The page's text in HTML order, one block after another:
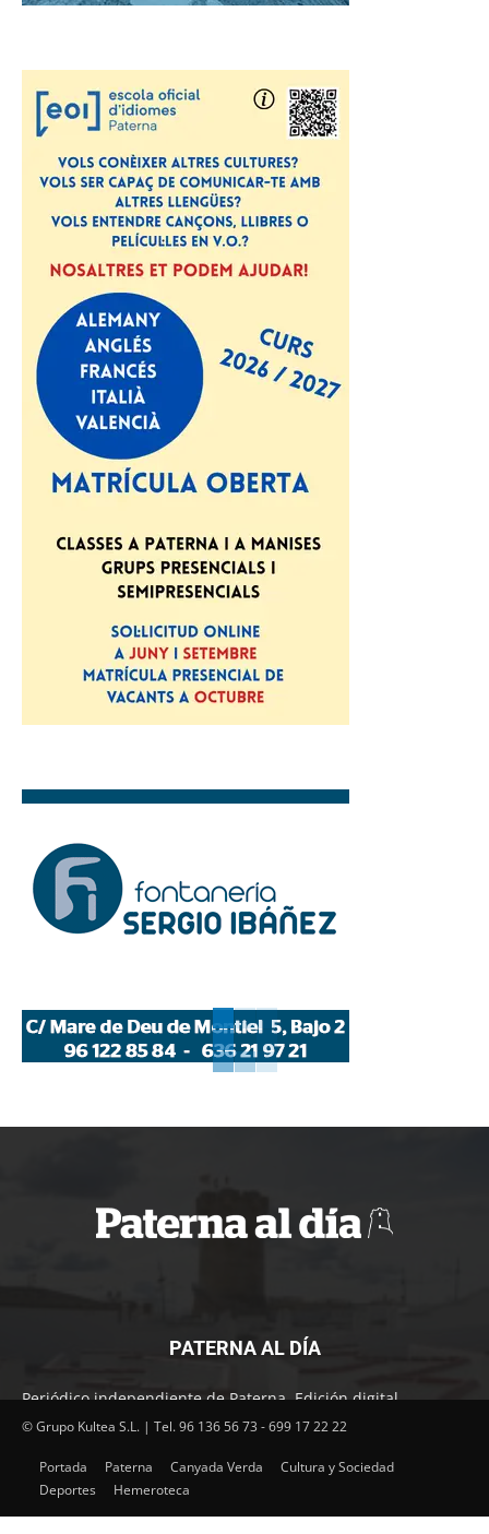
PATERNA AL DÍA
Periódico independiente de Paterna. Edición digital.
Encuentra cada mes en tu punto habitual nuestra edición
Paterna.
© Grupo Kultea S.L. | Tel. 96 136 56 73 - 699 17 22 22
Portada Paterna Canyada Verda
Cultura y Sociedad
Deportes
Hemeroteca